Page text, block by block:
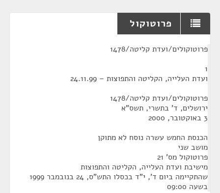
פרוטוקול
פרוטוקולים/ועדת קליטה/1478
1
ועדת העלייה, הקליטה והתפוצות – 24.11.99
פרוטוקולים/ועדת קליטה/1478
ירושלים, ד' בתשרי, תשס"א
3 באוקטובר, 2000
הכנסת החמש עשרה נוסח לא מתוקן
מושב שני
פרוטוקול מס' 21
מישיבת ועדת העלייה, הקליטה והתפוצות
שהתקיימה ביום ד', י"ד בכסלו התש"ס, 24 בנובמבר 1999
בשעה 09:00